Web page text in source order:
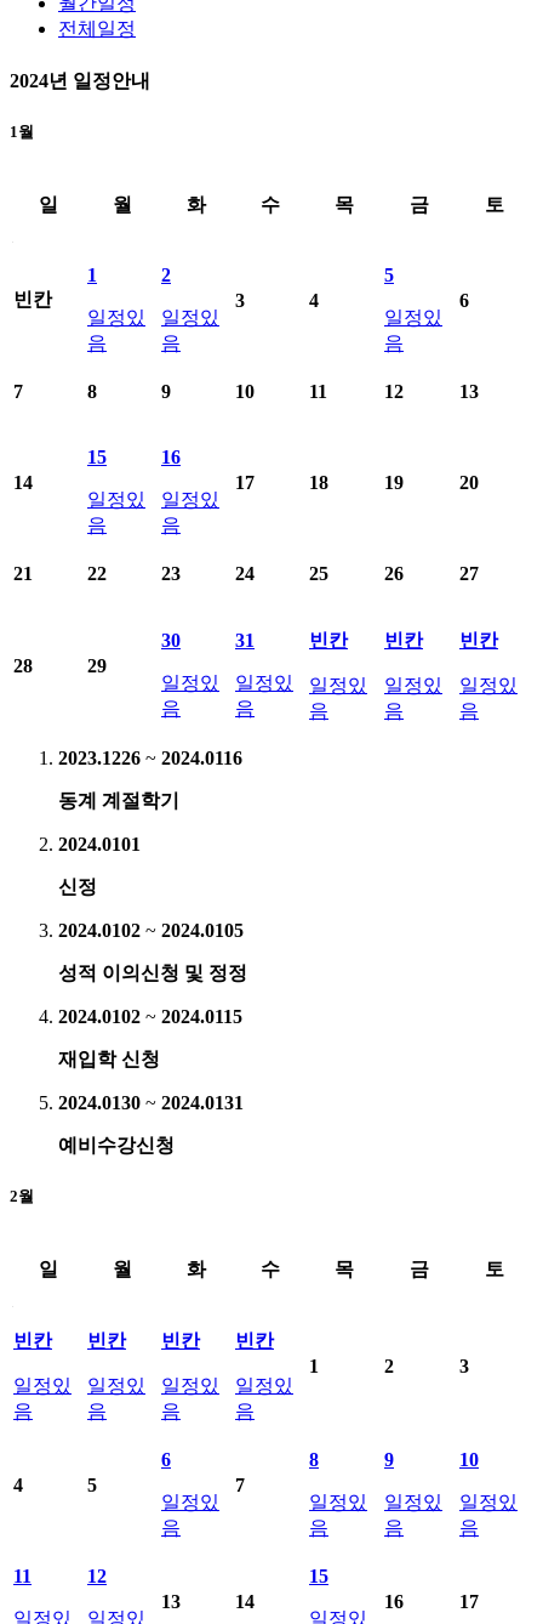
전체일정
2024년 일정안내
1월
일 월 화 수 목 금 토
빈칸
1
일정있
음
2
일정있
음
3 4
5
일정있
음
6
7 8 9 10 11 12 13
14
15
일정있
음
16
일정있
음
17 18 19 20
21 22 23 24 25 26 27
28 29
30
일정있
음
31
일정있
음
빈칸
일정있
음
빈칸
일정있
음
빈칸
일정있
음
2023.1226 ~ 2024.0116
동계 계절학기
2024.0101
신정
2024.0102 ~ 2024.0105
성적 이의신청 및 정정
2024.0102 ~ 2024.0115
재입학 신청
2024.0130 ~ 2024.0131
예비수강신청
2월
일 월 화 수 목 금 토
빈칸
일정있
음
빈칸
일정있
음
빈칸
일정있
음
빈칸
일정있
음
1 2 3
4 5
6
일정있
음
7
8
일정있
음
9
일정있
음
10
일정있
음
11
일정있
12
일정있
13 14
15
일정있
16 17